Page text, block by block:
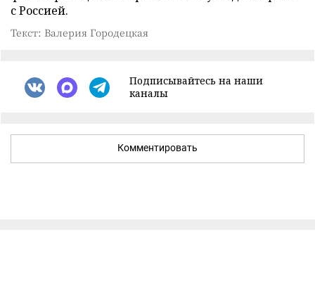
с Россией.
Текст: Валерия Городецкая
Подписывайтесь на наши
каналы
Комментировать